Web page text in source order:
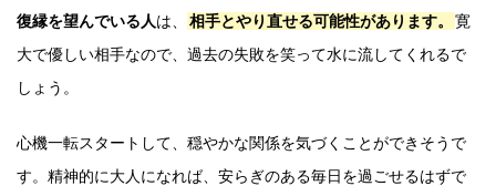
復縁を望んでいる人は、 相手とやり直せる可能性があります。
寛
大で優しい相手なので、過去の失敗を笑って水に流してくれるで
しょう。
心機一転スタートして、穏やかな関係を気づくことができそうで
す。精神的に大人になれば、安らぎのある毎日を過ごせるはずで